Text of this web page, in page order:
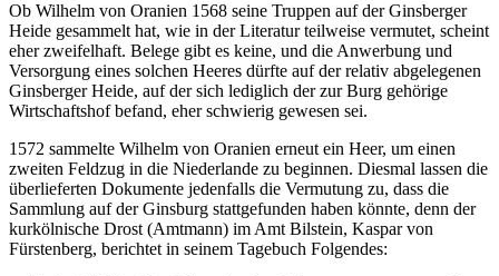
Ob Wilhelm von Oranien 1568 seine Truppen auf der Ginsberger
Heide gesammelt hat, wie in der Literatur teilweise vermutet, scheint
eher zweifelhaft. Belege gibt es keine, und die Anwerbung und
Versorgung eines solchen Heeres dürfte auf der relativ abgelegenen
Ginsberger Heide, auf der sich lediglich der zur Burg gehörige
Wirtschaftshof befand, eher schwierig gewesen sei.
1572 sammelte Wilhelm von Oranien erneut ein Heer, um einen
zweiten Feldzug in die Niederlande zu beginnen. Diesmal lassen die
überlieferten Dokumente jedenfalls die Vermutung zu, dass die
Sammlung auf der Ginsburg stattgefunden haben könnte, denn der
kurkölnische Drost (Amtmann) im Amt Bilstein, Kaspar von
Fürstenberg, berichtet in seinem Tagebuch Folgendes: